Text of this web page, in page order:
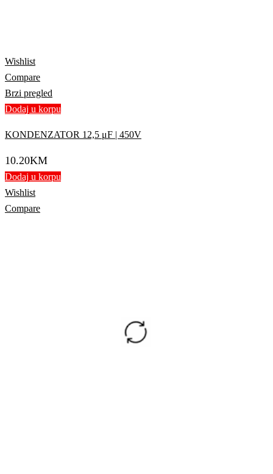
Wishlist
Compare
Brzi pregled
Dodaj u korpu
KONDENZATOR 12,5 μF | 450V
10.20KM
Dodaj u korpu
Wishlist
Compare